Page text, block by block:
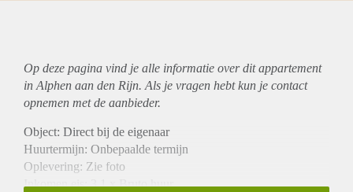
Op deze pagina vind je alle informatie over ditappartement
in Alphen aan den Rijn. Als je vragen hebt kun je contact
opnemen met de aanbieder.
Object: Direct bij de eigenaar
Huurtermijn: Onbepaalde termijn
Oplevering: Zie foto
Inkomen eis: 3,1 x Bruto huur